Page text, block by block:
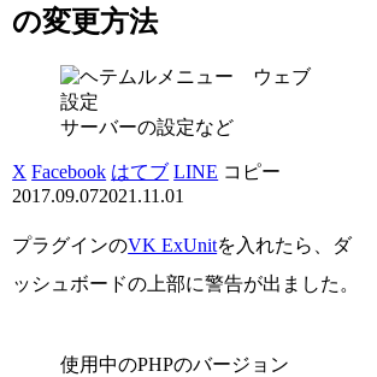
の変更方法
サーバーの設定など
X Facebook はてブ LINE コピー
2017.09.072021.11.01
プラグインのVK ExUnitを入れたら、ダ
ッシュボードの上部に警告が出ました。
使用中のPHPのバージョン